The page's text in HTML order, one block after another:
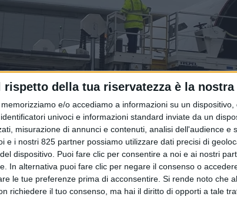
rispetto della tua riservatezza è la
e/o accediamo a informazioni su un
univoci e informazioni standard inviate da un
misurazione di annunci e contenuti, analisi dell'audience e
e i nostri 825 partner possiamo utilizzare dati precisi di
dispositivo. Puoi fare clic per consentire a noi e ai nostri
In alternativa puoi fare clic per negare il consenso o
le tue preferenze prima di acconsentire. Si rende noto che
richiedere il tuo consenso, ma hai il diritto di opporti a tale